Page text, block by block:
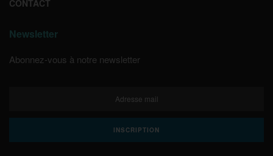
CONTACT
Newsletter
Abonnez-vous à notre newsletter